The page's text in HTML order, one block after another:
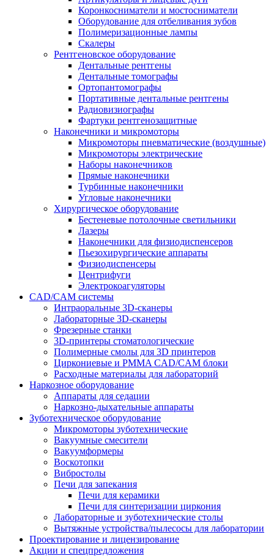
Коронкосниматели и мостосниматели
Оборудование для отбеливания зубов
Полимеризационные лампы
Скалеры
Рентгеновское оборудование
Дентальные рентгены
Дентальные томографы
Ортопантомографы
Портативные дентальные рентгены
Радиовизиографы
Фартуки рентгенозащитные
Наконечники и микромоторы
Микромоторы пневматические (воздушные)
Микромоторы электрические
Наборы наконечников
Прямые наконечники
Турбинные наконечники
Угловые наконечники
Хирургическое оборудование
Бестеневые потолочные светильники
Лазеры
Наконечники для физиодиспенсеров
Пьезохирургические аппараты
Физиодиспенсеры
Центрифуги
Электрокоагуляторы
CAD/CAM системы
Интраоральные 3D-сканеры
Лабораторные 3D-сканеры
Фрезерные станки
3D-принтеры стоматологические
Полимерные смолы для 3D принтеров
Циркониевые и PMMA CAD/CAM блоки
Расходные материалы для лабораторий
Наркозное оборудование
Аппараты для седации
Наркозно-дыхательные аппараты
Зуботехническое оборудование
Микромоторы зуботехнические
Вакуумные смесители
Вакуумформеры
Воскотопки
Вибростолы
Печи для запекания
Печи для керамики
Печи для синтеризации циркония
Лабораторные и зуботехнические столы
Вытяжные устройства/пылесосы для лаборатории
Проектирование и лицензирование
Акции и спецпредложения